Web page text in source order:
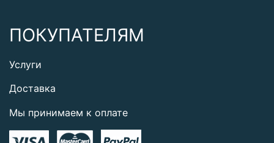
ПОКУПАТЕЛЯМ
Услуги
Доставка
Мы принимаем к оплате